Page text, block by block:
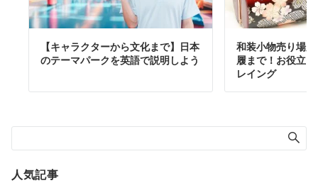
【キャラクターから文化まで】日本
のテーマパークを英語で説明しよう
和装小物売り場
履まで！お役立
レイング
人気記事